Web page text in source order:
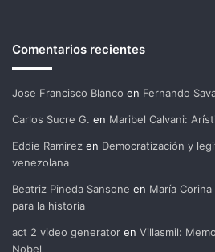
Comentarios recientes
Jose Francisco Blanco en Fernando
Carlos Sucre G. en Maribel Calvani:
Eddie Ramirez en Democratización y
venezolana
Beatriz Pineda Sansone en María
para la historia
act 2 video generator en Villasmil:
Nobel